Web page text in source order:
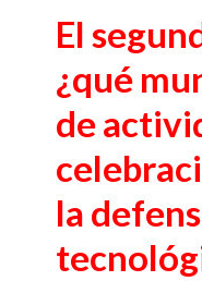
El
¿qué
de
la